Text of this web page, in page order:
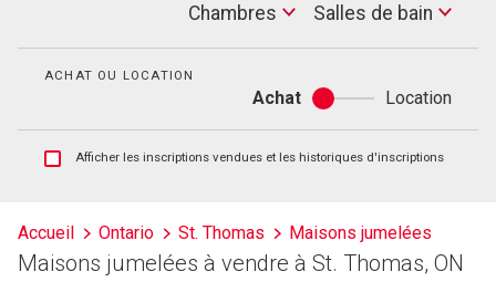
Chambres
Salles
de
Salles de bain
ACHAT OU LOCATION
Achat
Achat
ou
location
Location
Afficher
et
les
Afficher les inscriptions vendues et les historiques d'inscriptions
Accueil Ontario St. Thomas Maisons jumelées
Maisons jumelées à vendre à St. Thomas, ON